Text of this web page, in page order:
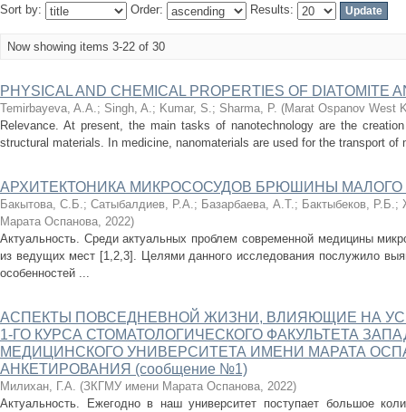
Sort by: Order: Results:
Now showing items 3-22 of 30
PHYSICAL AND CHEMICAL PROPERTIES OF DIATOMITE
Temirbayeva, A.A.; Singh, A.; Kumar, S.; Sharma, P. (Marat Ospanov West
Relevance. At present, the main tasks of nanotechnology are the
structural materials. In medicine, nanomaterials are used for the transport of
АРХИТЕКТОНИКА МИКРОСОСУДОВ БРЮШИНЫ
Бакытова, С.Б.; Сатыбалдиев, Р.А.; Базарбаева, А.Т.; Бактыбеков, Р.Б.;
Марата Оспанова, 2022)
Актуальность. Среди актуальных проблем современной медицины
из ведущих мест [1,2,3]. Целями данного исследования послужило
особенностей ...
АСПЕКТЫ ПОВСЕДНЕВНОЙ ЖИЗНИ, ВЛИЯЮЩИЕ НА
1-ГО КУРСА СТОМАТОЛОГИЧЕСКОГО ФАКУЛЬТЕТА
МЕДИЦИНСКОГО УНИВЕРСИТЕТА ИМЕНИ МАРАТА
АНКЕТИРОВАНИЯ (сообщение №1)
Милихан, Г.А. (ЗКГМУ имени Марата Оспанова, 2022)
Актуальность. Ежегодно в наш университет поступает большое